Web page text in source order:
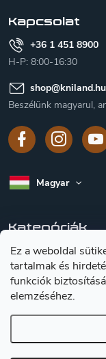
Ez a weboldal
tartalmak és
funkciók
elemzéséhez.
Kapcsolat
+36 1 451 8900
H-P: 8:00-16:30
shop@kniland.hu
Beszélünk magyarul,
Magyar
Kategóriák
A vásárlásról